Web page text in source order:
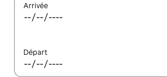
Arrivée
Départ